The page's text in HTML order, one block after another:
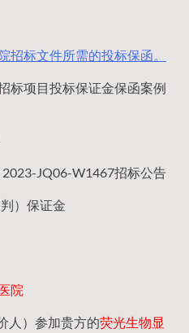
标项目投标保证金保函案例
JQ06-W1467招标公告
）保证金
院
人）参加贵方的荧光生物显